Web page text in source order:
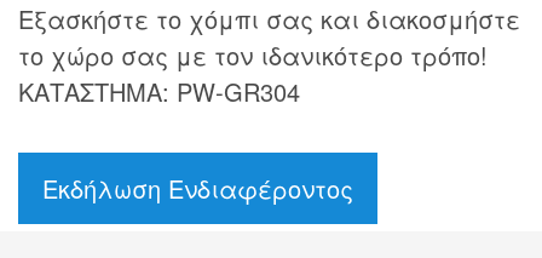
Εξασκήστε το χόμπι σας και διακοσμήστε
το χώρο σας με τον ιδανικότερο τρόπο!
ΚΑΤΑΣΤΗΜΑ: PW-GR304
Εκδήλωση Ενδιαφέροντος